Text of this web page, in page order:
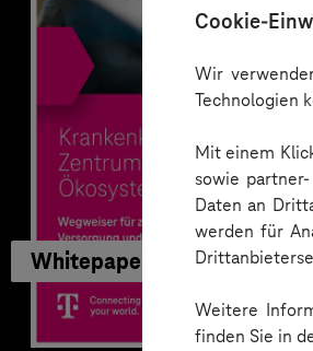
Cookie-
Wir
Technologien
Mit einem
sowie
Daten an
werden für
Weitere
finden Sie in
Whitepaper